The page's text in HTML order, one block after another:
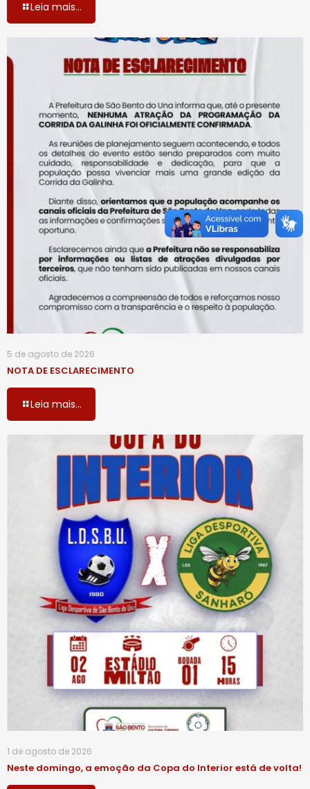
Leia mais...
5 de agosto de 2026
NOTA DE ESCLARECIMENTO
Leia mais...
1 de agosto de 2026
Neste domingo, a emoção da Copa do Interior está de volta!